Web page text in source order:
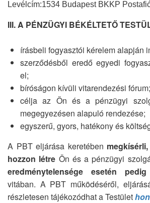
Levélcím:1534 Budapest BKKP
III. A PÉNZÜGYI BÉKÉLTETŐ
írásbeli fogyasztói kérelem alapján
szerződésből eredő egyedi
el;
bíróságon kívüli vitarendezési fórum;
célja az Ön és a pénzügyi
megegyezésen alapuló rendezése;
egyszerű, gyors, hatékony és
A PBT eljárása keretében
hozzon létre Ön és a pénzügyi
eredménytelensége esetén
vitában. A PBT működéséről,
részletesen tájékozódhat a Testület